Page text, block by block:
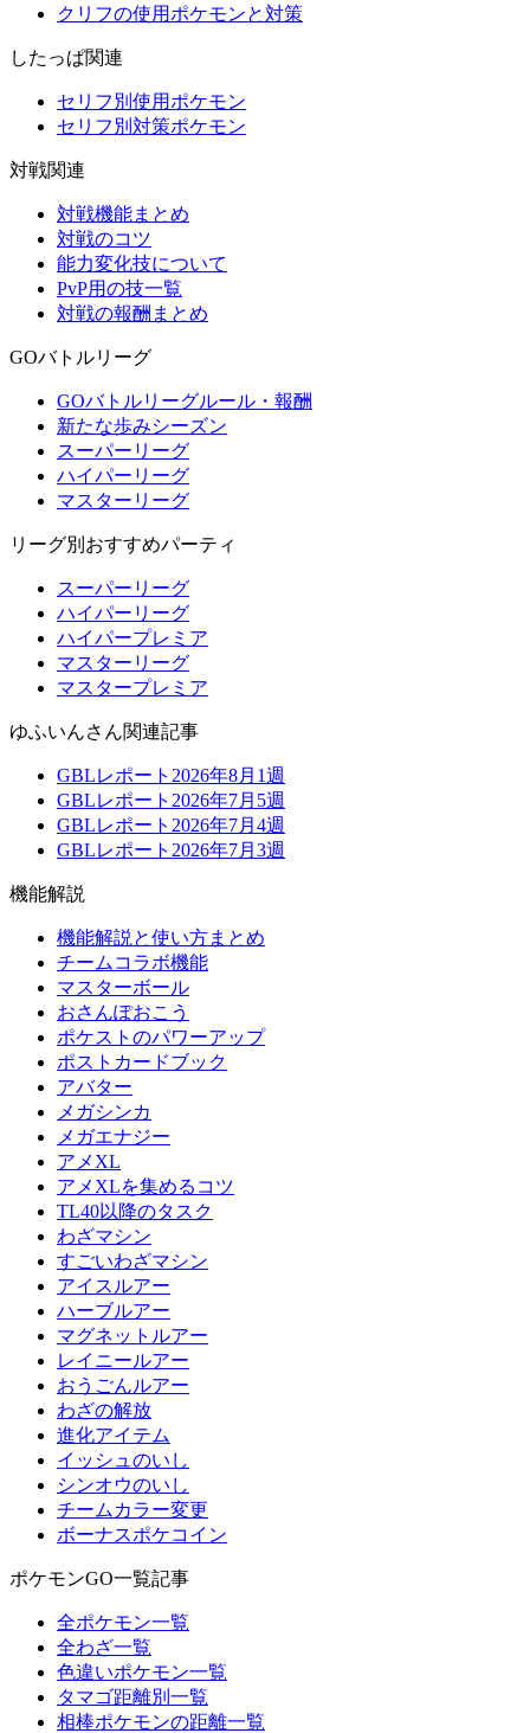
クリフの使用ポケモンと対策
したっぱ関連
セリフ別使用ポケモン
セリフ別対策ポケモン
対戦関連
対戦機能まとめ
対戦のコツ
能力変化技について
PvP用の技一覧
対戦の報酬まとめ
GOバトルリーグ
GOバトルリーグルール・報酬
新たな歩みシーズン
スーパーリーグ
ハイパーリーグ
マスターリーグ
リーグ別おすすめパーティ
スーパーリーグ
ハイパーリーグ
ハイパープレミア
マスターリーグ
マスタープレミア
ゆふいんさん関連記事
GBLレポート2026年8月1週
GBLレポート2026年7月5週
GBLレポート2026年7月4週
GBLレポート2026年7月3週
機能解説
機能解説と使い方まとめ
チームコラボ機能
マスターボール
おさんぽおこう
ポケストのパワーアップ
ポストカードブック
アバター
メガシンカ
メガエナジー
アメXL
アメXLを集めるコツ
TL40以降のタスク
わざマシン
すごいわざマシン
アイスルアー
ハーブルアー
マグネットルアー
レイニールアー
おうごんルアー
わざの解放
進化アイテム
イッシュのいし
シンオウのいし
チームカラー変更
ボーナスポケコイン
ポケモンGO一覧記事
全ポケモン一覧
全わざ一覧
色違いポケモン一覧
タマゴ距離別一覧
相棒ポケモンの距離一覧